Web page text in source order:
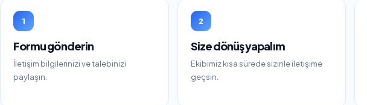
1
Formu gönderin
İletişim bilgilerinizi ve talebinizi
paylaşın.
2
Size dönüş yapalım
Ekibimiz kısa sürede sizinle iletişime
geçsin.